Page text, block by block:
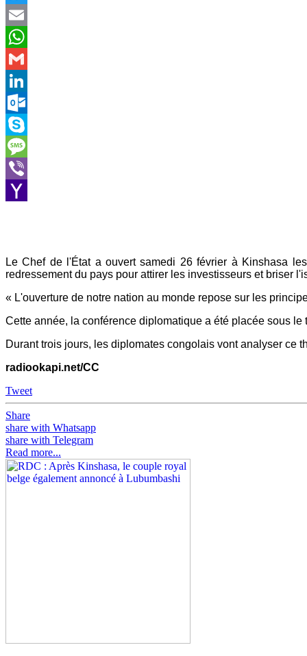
Twitter
Email
WhatsApp
Gmail
LinkedIn
Outlook.com
Skype
Message
Viber
Le Chef de l'État a ouvert samedi 26 février à Kinshasa
redressement du pays pour attirer les investisseurs et briser
« L'ouverture de notre nation au monde repose sur les
Cette année, la conférence diplomatique a été placée sous
Durant trois jours, les diplomates congolais vont analyser ce
radiookapi.net/CC
Tweet
Share
share with Whatsapp
share with Telegram
Read more...